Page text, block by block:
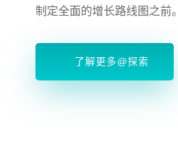
制定全面的增长路线图之前。
了解更多@探索